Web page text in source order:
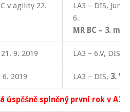
v agility 22.
LA3 – DIS,
6.
MR BC – 3.
9. 2019 LA3 – 6.V, DIS,
2019 LA3 – DIS, 3. V
úspěšně splněný první rok v A3!